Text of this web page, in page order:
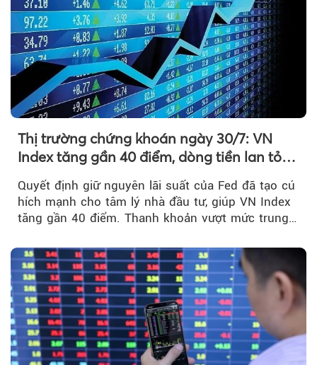
Thị trường chứng khoán ngày 30/7: VN
Index tăng gần 40 điểm, dòng tiền lan tỏa
Quyết định giữ nguyên lãi suất của Fed đã tạo cú
hích mạnh cho tâm lý nhà đầu tư, giúp VN Index
tăng gần 40 điểm. Thanh khoản vượt mức trung